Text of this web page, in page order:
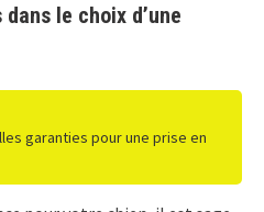
le choix d’une
garanties pour une prise en